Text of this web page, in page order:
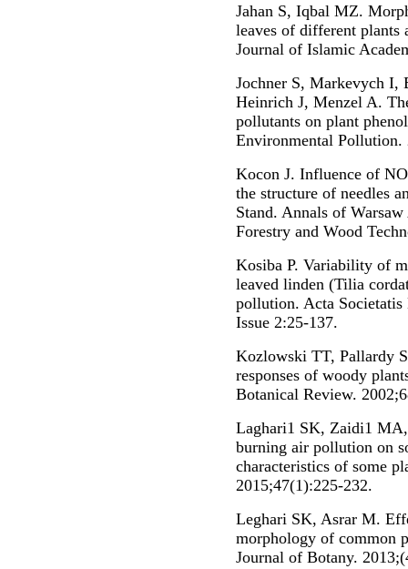
Jahan S, Iqbal MZ.
leaves of different plants
Journal of Islamic
Jochner S, Markevych
Heinrich J, Menzel A.
pollutants on plant
Environmental Pollution.
Kocon J. Influence of
the structure of needles
Stand. Annals of
Forestry and Wood
Kosiba P. Variability of
leaved linden (Tilia
pollution. Acta
Issue 2:25-137.
Kozlowski TT, Pallardy
responses of woody
Botanical Review.
Laghari1 SK, Zaidi1
burning air pollution on
characteristics of some
2015;47(1):225-232.
Leghari SK, Asrar M.
morphology of common
Journal of Botany.